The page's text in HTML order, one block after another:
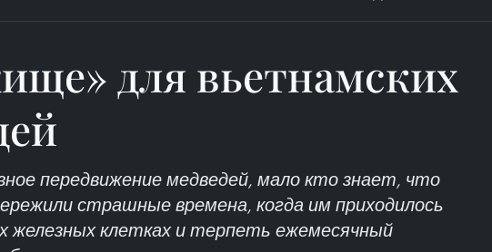
для вьетнамских
передвижение медведей, мало кто знает, что
страшные времена, когда им приходилось
железных клетках и терпеть ежемесячный